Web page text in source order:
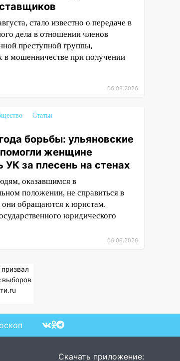
стало известно о передаче в
дела в отношении членов
преступной группы,
в мошенничестве при получении
06.08.2026
Статьи
борьбы: ульяновские
женщине
УК за плесень на стенах
оказавшимся в
положении, не справиться в
они обращаются к юристам.
юридического
06.08.2026
выборов
Скачать приложение: